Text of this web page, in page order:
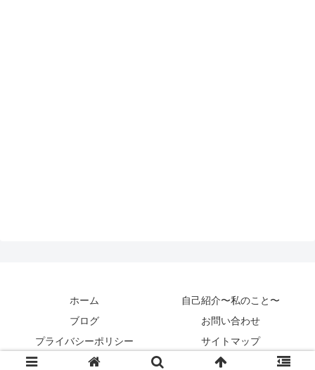
ホーム
自己紹介〜私のこと〜
ブログ
お問い合わせ
プライバシーポリシー
サイトマップ
Copyright © 2020 カントクパパ All Rights Reserved.